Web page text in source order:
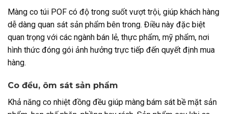
Màng co túi POF có độ trong suốt vượt trội, giúp khách hàng
dễ dàng quan sát sản phẩm bên trong. Điều này đặc biệt
quan trọng với các ngành bán lẻ, thực phẩm, mỹ phẩm, nơi
hình thức đóng gói ảnh hưởng trực tiếp đến quyết định mua
hàng.
Co đều, ôm sát sản phẩm
Khả năng co nhiệt đồng đều giúp màng bám sát bề mặt sản